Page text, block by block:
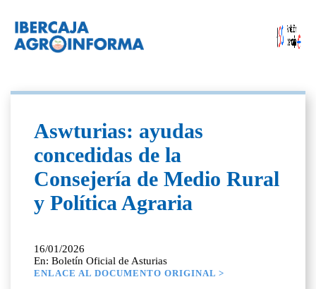
Aswturias: ayudas
concedidas de la
Consejería de Medio Rural
y Política Agraria
16/01/2026
En: Boletín Oficial de Asturias
ENLACE AL DOCUMENTO ORIGINAL >